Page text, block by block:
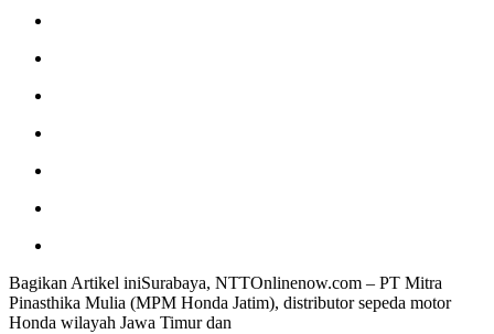
Bagikan Artikel iniSurabaya, NTTOnlinenow.com – PT Mitra
Pinasthika Mulia (MPM Honda Jatim), distributor sepeda motor
Honda wilayah Jawa Timur dan